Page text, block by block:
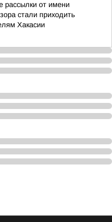
рассылки от имени
стали приходить
Хакасии